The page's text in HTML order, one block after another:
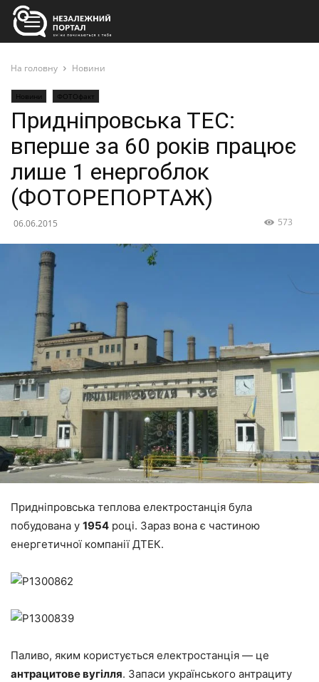
На головну Новини
Новини ФОТОфакт
Придніпровська ТЕС:
вперше за 60 років працює
лише 1 енергоблок
(ФОТОРЕПОРТАЖ)
06.06.2015 573
Придніпровська теплова електростанція була
побудована у 1954 році. Зараз вона є частиною
енергетичної компанії ДТЕК.
Паливо, яким користується електростанція — це
антрацитове вугілля. Запаси українського антрациту